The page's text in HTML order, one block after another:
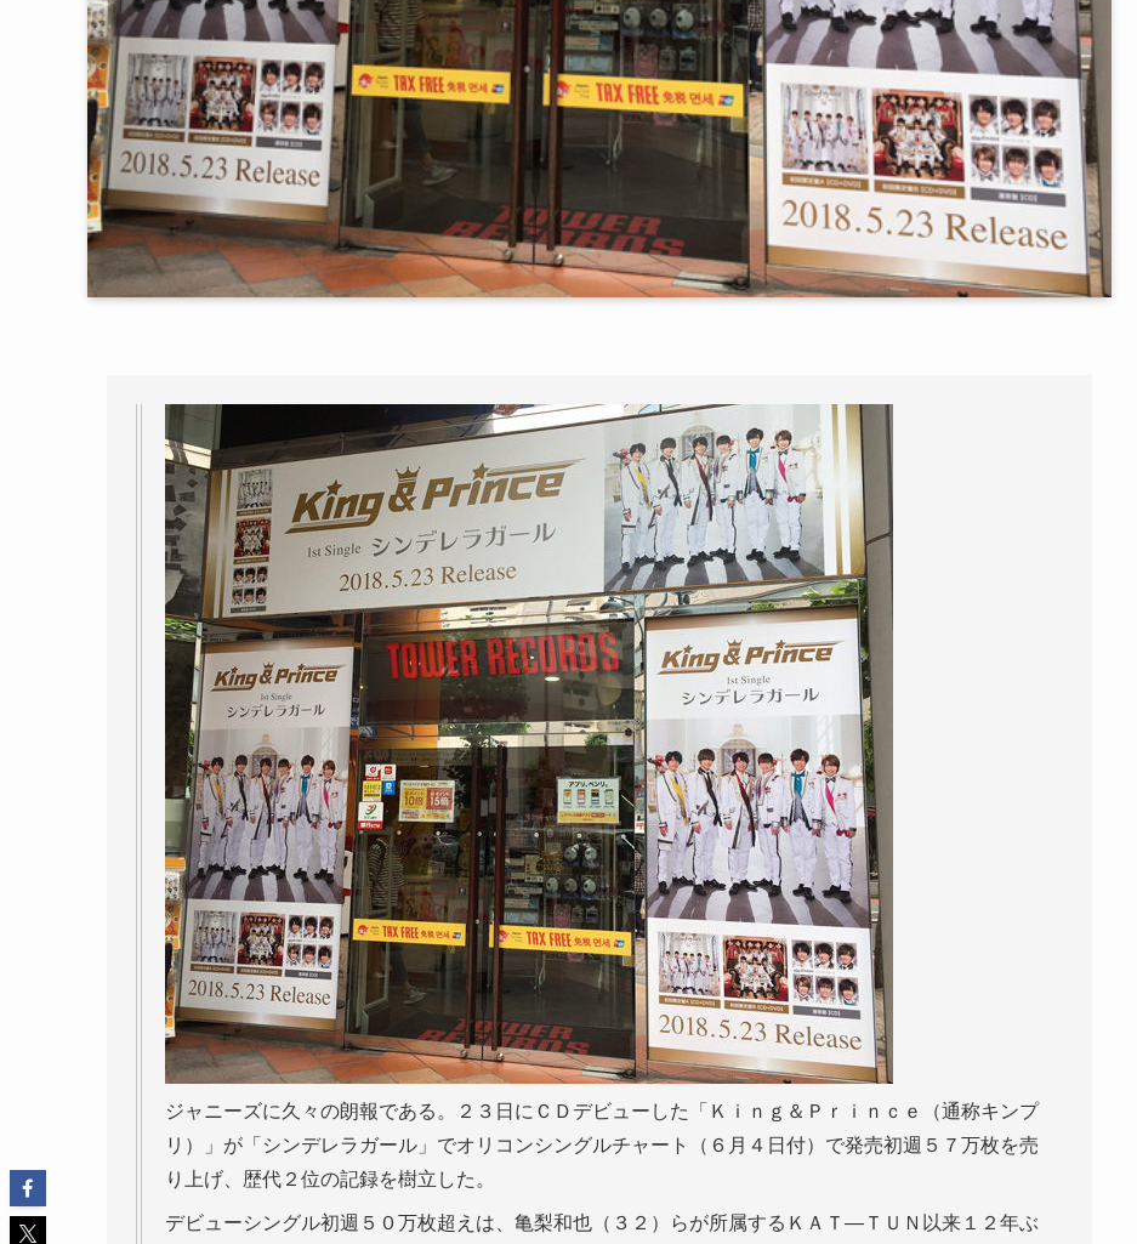
ジャニーズに久々の朗報である。２３日にＣＤデビューした「Ｋｉｎｇ＆Ｐｒｉｎｃｅ（通称キンプ
リ）」が「シンデレラガール」でオリコンシングルチャート（６月４日付）で発売初週５７万枚を売
り上げ、歴代２位の記録を樹立した。
デビューシングル初週５０万枚超えは、亀梨和也（３２）らが所属するＫＡＴ―ＴＵＮ以来１２年ぶ